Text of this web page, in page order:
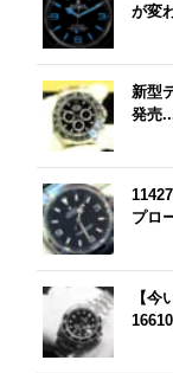
が変
新型
発売
プロ
【